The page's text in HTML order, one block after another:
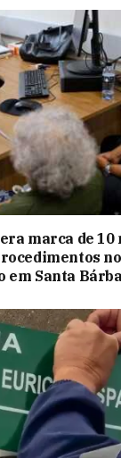
marca de 10
em Santa